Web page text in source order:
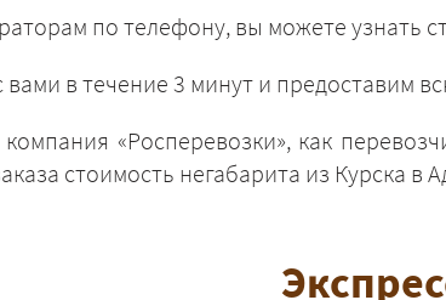
по телефону, вы можете узнать
в течение 3 минут и предоставим
«Росперевозки», как
стоимость негабарита из Курска в